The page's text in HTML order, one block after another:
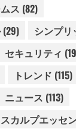
ス (82)
(29) シンプリ
セキュリティ
トレンド (115)
ニュース (113)
カルプエッセ